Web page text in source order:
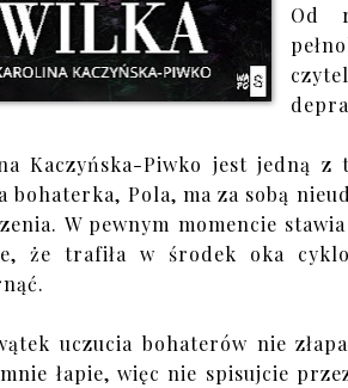
Od
Kaczyńska-Piwko jest jedną
bohaterka, Pola, ma za sobą
W pewnym momencie
że trafiła w środek oka
uczucia bohaterów nie
łapie, więc nie spisujcie